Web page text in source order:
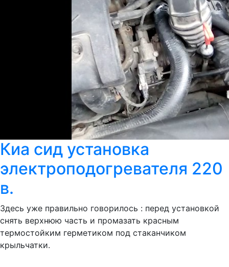
Киа сид установка
электроподогревателя 220
в.
Здесь уже правильно говорилось : перед установкой
снять верхнюю часть и промазать красным
термостойким герметиком под стаканчиком
крыльчатки.